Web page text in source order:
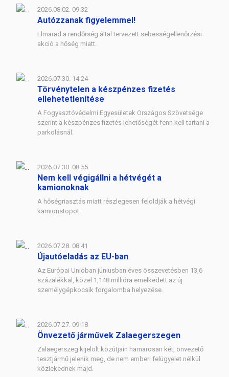
2026.08.02. 09:32
Autózzanak figyelemmel!
Elmarad a rendőrség által tervezett sebességellenőrzési
akció a hőség miatt.
2026.07.30. 14:24
Törvénytelen a készpénzes fizetés
ellehetetlenítése
A Fogyasztóvédelmi Egyesületek Országos Szövetsége
szerint a készpénzes fizetés lehetőségét fenn kell tartani a
parkolásnál.
2026.07.30. 08:55
Nem kell végigállni a hétvégét a
kamionoknak
A hőségriasztás miatt részlegesen feloldják a hétvégi
kamionstopot.
2026.07.28. 08:41
Újautóeladás az EU-ban
Az Európai Unióban júniusban éves összevetésben 13,6
százalékkal, közel 1,148 millióra emelkedett az új
személygépkocsik forgalomba helyezése.
2026.07.27. 09:18
Önvezető járművek Zalaegerszegen
Zalaegerszeg kijelölt közútjain hamarosan két, önvezető
tesztjármű jelenik meg, de nem emberi felügyelet nélkül
közlekednek majd.